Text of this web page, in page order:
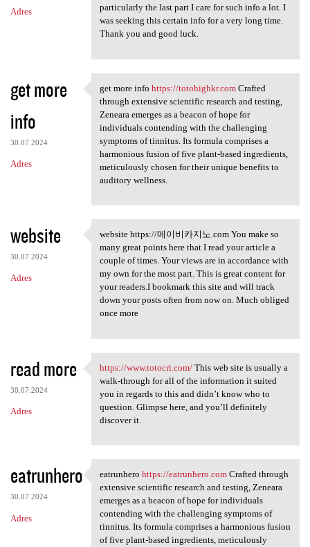
Adres
particularly the last part I care for such info a lot. I
was seeking this certain info for a very long time.
Thank you and good luck.
get more
info
30.07.2024
Adres
get more info https:/
get more info https://totohighkr.comCrafted
through extensive scientific research and testing,
Zeneara emerges as a beacon of hope for
individuals contending with the challenging
symptoms of tinnitus. Its formula comprises a
harmonious fusion of five plant-based ingredients,
meticulously chosen for their unique benefits to
auditory wellness.
website
30.07.2024
Adres
website https://메이비카지노.com
website https://메이비카지노.com You make so
many great points here that I read your article a
couple of times. Your views are in accordance with
my own for the most part. This is great content for
your readers.I bookmark this site and will track
down your posts often from now on. Much obliged
once more
read more
30.07.2024
Adres
https://www.totocri.com/ This
https://www.totocri.com/This web site is usually a
walk-through for all of the information it suited
you in regards to this and didn’t know who to
question. Glimpse here, and you’ll definitely
discover it.
eatrunhero
30.07.2024
Adres
eatrunhero https:/
eatrunhero https://eatrunhero.comCrafted through
extensive scientific research and testing, Zeneara
emerges as a beacon of hope for individuals
contending with the challenging symptoms of
tinnitus. Its formula comprises a harmonious fusion
of five plant-based ingredients, meticulously